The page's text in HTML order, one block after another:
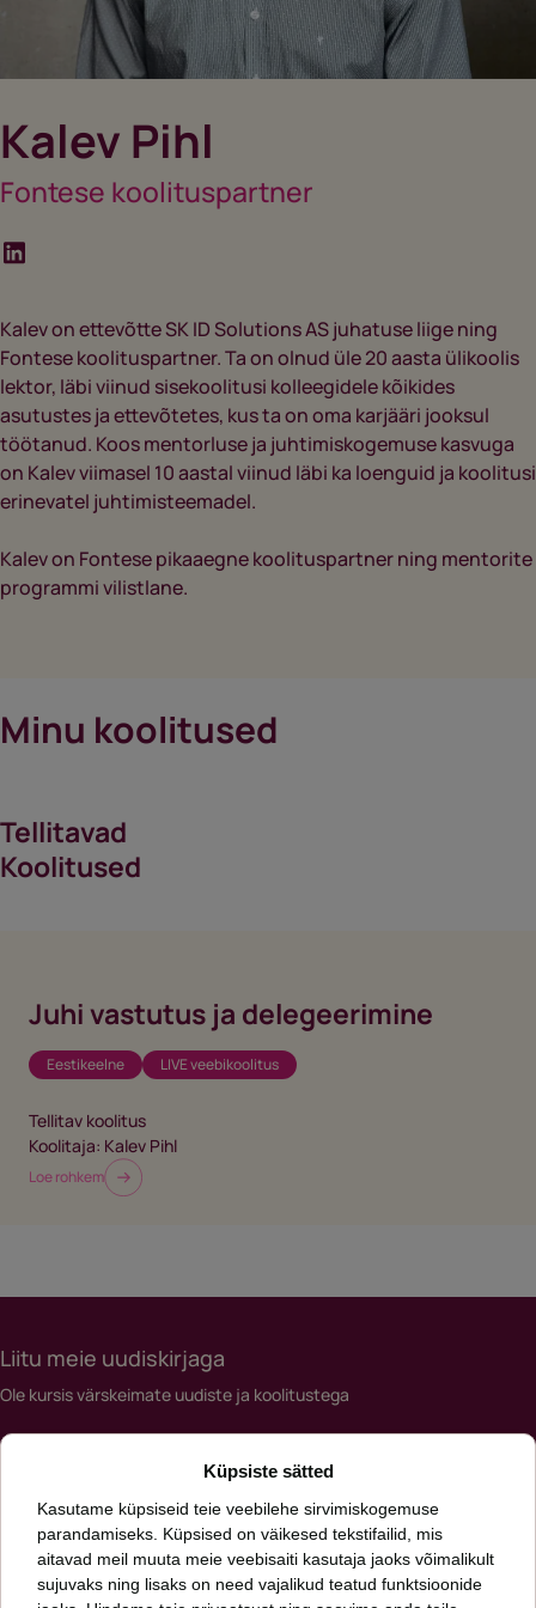
Kalev Pihl
Fontese koolituspartner
Kalev on ettevõtte SK ID Solutions AS juhatuse liige ning
Fontese koolituspartner. Ta on olnud üle 20 aasta ülikoolis
lektor, läbi viinud sisekoolitusi kolleegidele kõikides
asutustes ja ettevõtetes, kus ta on oma karjääri jooksul
töötanud. Koos mentorluse ja juhtimiskogemuse kasvuga
on Kalev viimasel 10 aastal viinud läbi ka loenguid ja koolitusi
erinevatel juhtimisteemadel.
Kalev on Fontese pikaaegne koolituspartner ning mentorite
programmi vilistlane.
Minu koolitused
Tellitavad
Koolitused
Juhi vastutus ja delegeerimine
Eestikeelne LIVE veebikoolitus
Tellitav koolitus
Koolitaja: Kalev Pihl
Loe rohkem
Liitu meie uudiskirjaga
Ole kursis värskeimate uudiste ja koolitustega
Päringut saates nõustud meieprivaatsuspoliitikaga
Küpsiste sätted
Kasutame küpsiseid teie veebilehe sirvimiskogemuse
parandamiseks. Küpsised on väikesed tekstifailid, mis
aitavad meil muuta meie veebisaiti kasutaja jaoks võimalikult
sujuvaks ning lisaks on need vajalikud teatud funktsioonide